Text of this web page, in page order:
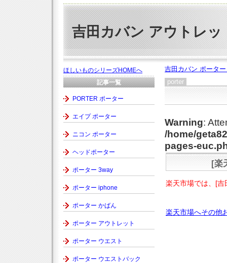
吉田カバン アウトレッ
吉田カバン ポータ
porter
Warning:
/home/
pages-
[楽
楽天市場では、[
楽天市場へその他
ほしいものシリーズHOMEへ
記事一覧
PORTER ポーター
エイプ ポーター
ニコン ポーター
ヘッドポーター
ポーター 3way
ポーター iphone
ポーター かばん
ポーター アウトレット
ポーター ウエスト
ポーター ウエストバック